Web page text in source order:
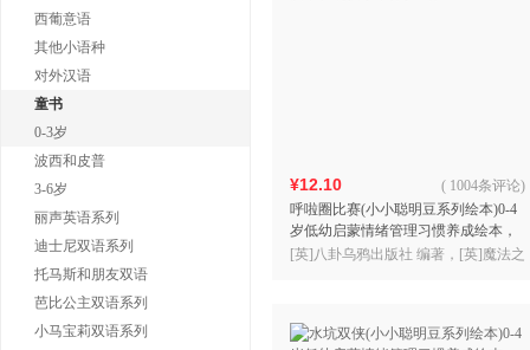
西葡意语
其他小语种
对外汉语
童书
0-3岁
波西和皮普
3-6岁
丽声英语系列
迪士尼双语系列
托马斯和朋友双语
芭比公主双语系列
小马宝莉双语系列
¥12.10
呼啦圈比赛(小小聪明豆系列绘本)0-4
岁低幼启蒙情绪管理习惯养成绘本，
引导宝宝认识接纳情绪培养好品质，
( 1004条评论)
[英]八卦乌鸦出版社 编著，[英]魔法之